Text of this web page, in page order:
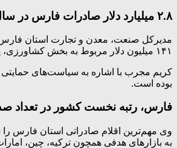
۲.۸ میلیارد دلار صادرات فارس در سال گذشته
۱۴۱ میلیون دلار مربوط به بخش کشاورزی، یک میلیارد و ۱۳۰ میلیون دلار مربوط به بخش معدن و یک میلیارد و ۵۵۳ میلیون دلار مربوط به بخش صنعت بوده است.
بوده است.
فارس، رتبه نخست کشور در تعداد
وی مهم‌ترین اقلام صادراتی استان فارس
به بازارهای هدفی همچون ترکیه، چین،